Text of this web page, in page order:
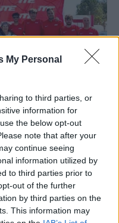
My Personal
to third parties, or
information for
the below opt-out
note that after your
continue seeing
information utilized by
to third parties prior to
out of the further
by third parties on the
This information may
edició de
Tournament